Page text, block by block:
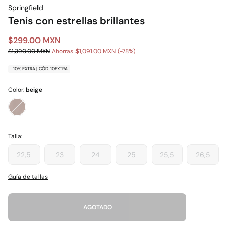
Springfield
Tenis con estrellas brillantes
$299.00 MXN
$1,390.00 MXN Ahorras $1,091.00 MXN 78
-10% EXTRA | CÓD: 10EXTRA
Color:beige
Talla:
22,5 23 24 25 25,5 26,5
Guía de tallas
AGOTADO